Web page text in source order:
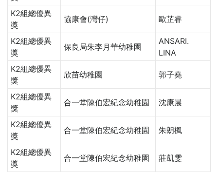
K2組總優異
獎
協康會(灣仔) 歐芷睿
K2組總優異
獎
保良局朱李月華幼稚園
ANSARI.
LINA
K2組總優異
獎
欣苗幼稚園 郭子堯
K2組總優異
獎
合一堂陳伯宏紀念幼稚園 沈康晨
K2組總優異
獎
合一堂陳伯宏紀念幼稚園 朱朗楓
K2組總優異
獎
合一堂陳伯宏紀念幼稚園 莊凱雯